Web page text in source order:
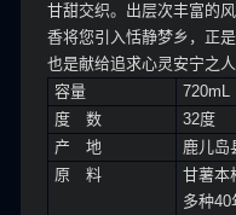
甘甜交织。出层次丰富的
香将您引入恬静梦乡，正
也是献给追求心灵安宁之
容量
720mL
度 数
32度
产 地
鹿儿岛
原 料
甘薯本
多种